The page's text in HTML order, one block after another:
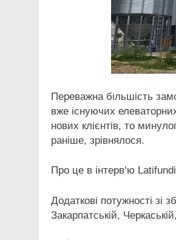
Переважна більшість
вже існуючих
нових клієнтів, то
раніше, зрівнялося.
Про це в інтерв’ю
Додаткові потужності зі
Закарпатській,